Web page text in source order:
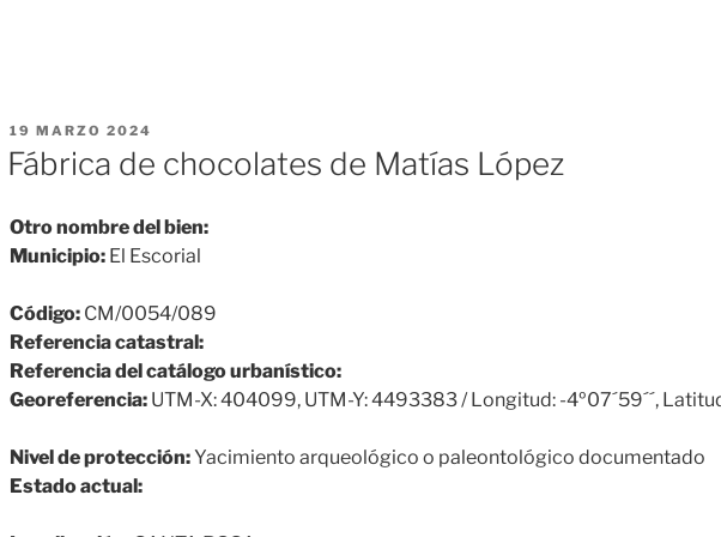
PUBLICADO
EL
19 MARZO 2024
Fábrica de chocolates de Matías López
Otro nombre del bien:
Municipio: El Escorial
Código: CM/0054/089
Referencia catastral:
Referencia del catálogo urbanístico:
Georeferencia: UTM-X: 404099, UTM-Y: 4493383 / Longitud: -4º07´59´´,
Nivel de protección:Yacimiento arqueológico o paleontológico documentado
Estado actual: